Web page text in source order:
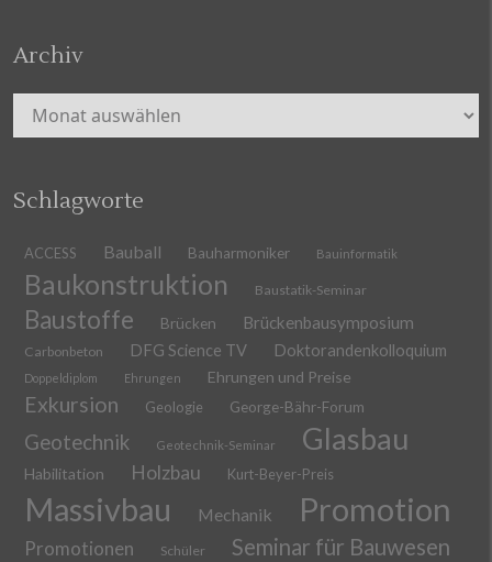
Archiv
Archiv
Schlagworte
ACCESS Bauball Bauharmoniker Bauinformatik
Baukonstruktion Baustatik-Seminar
Baustoffe Brücken Brückenbausymposium
Carbonbeton DFG Science TV Doktorandenkolloquium
Doppeldiplom Ehrungen Ehrungen und Preise
Exkursion Geologie George-Bähr-Forum
Geotechnik Geotechnik-Seminar Glasbau
Habilitation Holzbau Kurt-Beyer-Preis
Massivbau Mechanik Promotion
Promotionen Schüler Seminar für Bauwesen